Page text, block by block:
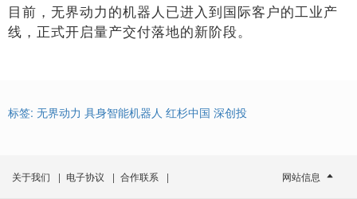
目前，无界动力的机器人已进入到国际客户的工业产
线，正式开启量产交付落地的新阶段。
标签: 无界动力 具身智能机器人 红杉中国 深创投
关于我们 | 电子协议 | 合作联系 | 网站信息